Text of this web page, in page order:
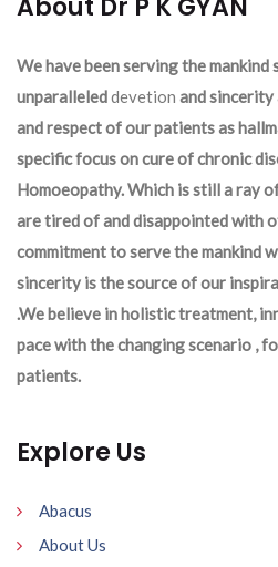
About Dr P K GYAN
We have been serving the
unparalleleddevetion and sincerity
and respect of our patients as
specific focus on cure of chronic
Homoeopathy. Which is still a ray
are tired of and disappointed with
commitment to serve the mankind
sincerity is the source of our
.We believe in holistic treatment,
pace with the changing scenario ,
patients.
Explore Us
Abacus
About Us